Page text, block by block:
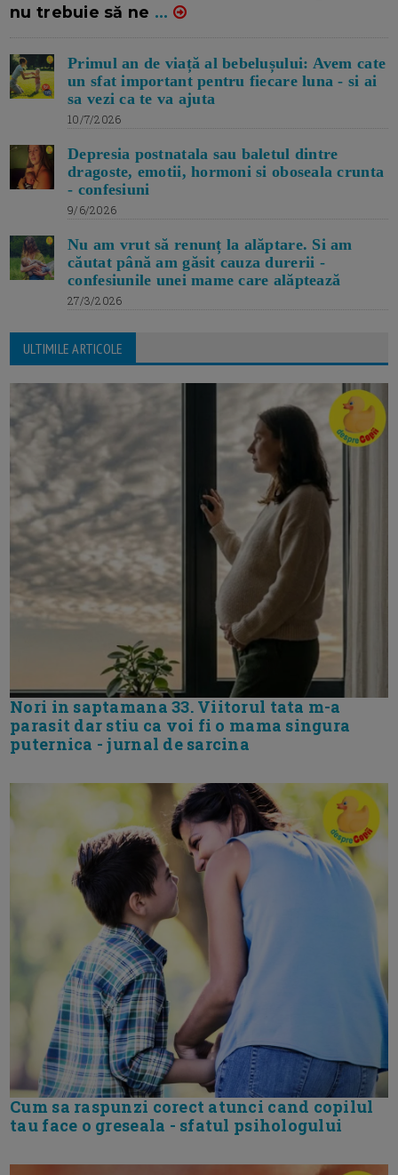
nu trebuie să ne ...
Primul an de viață al bebelușului: Avem cate
un sfat important pentru fiecare luna - si ai
sa vezi ca te va ajuta
10/7/2026
Depresia postnatala sau baletul dintre
dragoste, emotii, hormoni si oboseala crunta
- confesiuni
9/6/2026
Nu am vrut să renunț la alăptare. Si am
căutat până am găsit cauza durerii -
confesiunile unei mame care alăptează
27/3/2026
ULTIMILE ARTICOLE
Nori in saptamana 33. Viitorul tata m-a
parasit dar stiu ca voi fi o mama singura
puternica - jurnal de sarcina
Cum sa raspunzi corect atunci cand copilul
tau face o greseala - sfatul psihologului